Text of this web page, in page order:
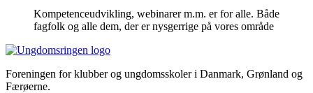
Kompetenceudvikling, webinarer m.m. er for alle. Både
fagfolk og alle dem, der er nysgerrige på vores område
Foreningen for klubber og ungdomsskoler i Danmark, Grønland og
Færøerne.